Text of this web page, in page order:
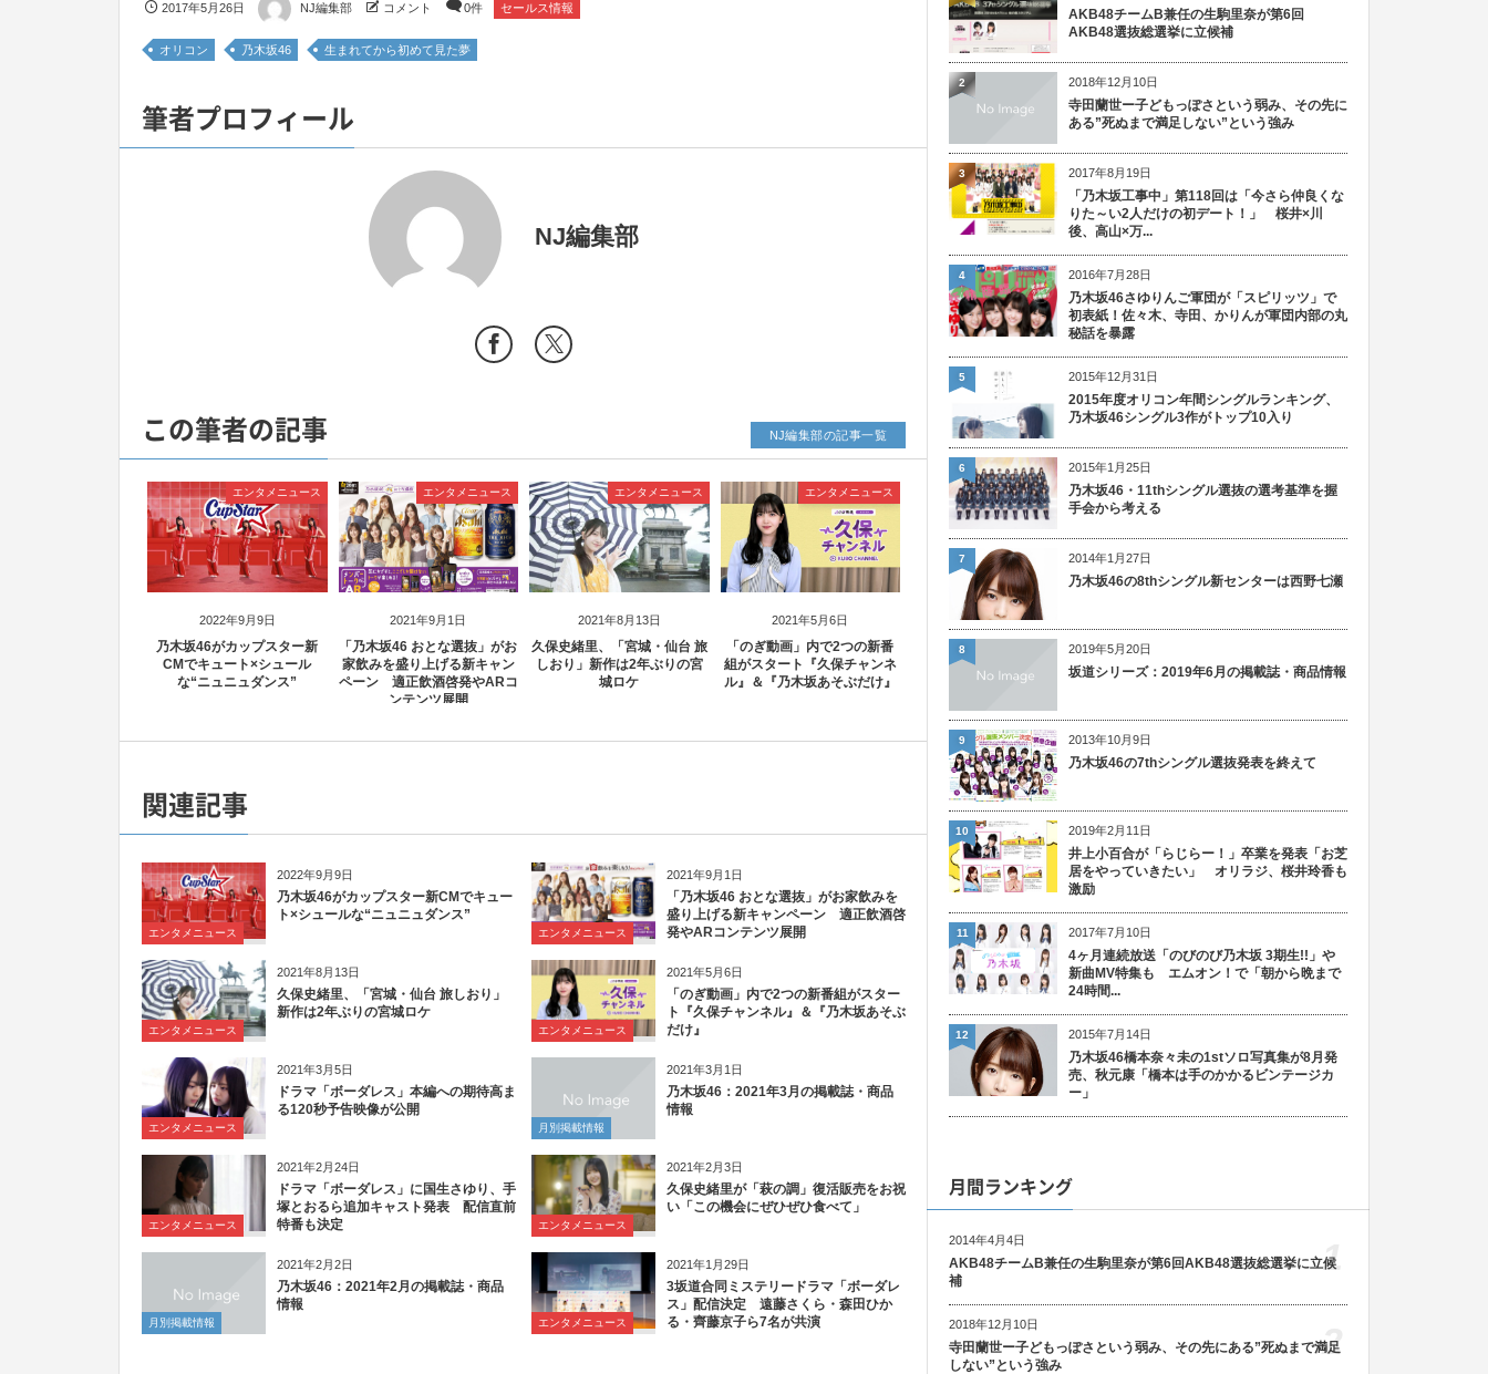
2017年5月26日 NJ編集部 コメント 0件 セールス情報
オリコン 乃木坂46 生まれてから初めて見た夢
筆者プロフィール
NJ編集部
この筆者の記事
2022年9月9日
エンタメニュース
乃木坂46がカップスター新
CMでキュート×シュール
な“ニュニュダンス”
2021年9月1日
エンタメニュース
「乃木坂46 おとな選抜」がお
家飲みを盛り上げる新キャン
ペーン 適正飲酒啓発やARコ
ンテンツ展開
2021年8月13日
エンタメニュース
久保史緒里、「宮城・仙台 旅
しおり」新作は2年ぶりの宮
城ロケ
2021年5月6日
エンタメニュース
「のぎ動画」内で2つの新番
組がスタート『久保チャンネ
ル』＆『乃木坂あそぶだけ』
NJ編集部の記事一覧
関連記事
2022年9月9日
エンタメニュース
乃木坂46がカップスター新CMでキュー
ト×シュールな“ニュニュダンス”
2021年9月1日
エンタメニュース
「乃木坂46 おとな選抜」がお家飲みを
盛り上げる新キャンペーン 適正飲酒啓
発やARコンテンツ展開
2021年8月13日
エンタメニュース
久保史緒里、「宮城・仙台 旅しおり」
新作は2年ぶりの宮城ロケ
2021年5月6日
エンタメニュース
「のぎ動画」内で2つの新番組がスター
ト『久保チャンネル』＆『乃木坂あそぶ
だけ』
2021年3月5日
エンタメニュース
ドラマ「ボーダレス」本編への期待高ま
る120秒予告映像が公開
2021年3月1日
月別掲載情報
乃木坂46：2021年3月の掲載誌・商品
情報
2021年2月24日
エンタメニュース
ドラマ「ボーダレス」に国生さゆり、手
塚とおるら追加キャスト発表 配信直前
特番も決定
2021年2月3日
エンタメニュース
久保史緒里が「萩の調」復活販売をお祝
い「この機会にぜひぜひ食べて」
2021年2月2日
月別掲載情報
乃木坂46：2021年2月の掲載誌・商品
情報
2021年1月29日
エンタメニュース
3坂道合同ミステリードラマ「ボーダレ
ス」配信決定 遠藤さくら・森田ひか
る・齊藤京子ら7名が共演
AKB48チームB兼任の生駒里奈が第6回
AKB48選抜総選挙に立候補
2018年12月10日
寺田蘭世ー子どもっぽさという弱み、その先に
ある”死ぬまで満足しない”という強み
2
2017年8月19日
「乃木坂工事中」第118回は「今さら仲良くな
りた～い2人だけの初デート！」 桜井×川
後、高山×万...
3
2016年7月28日
乃木坂46さゆりんご軍団が「スピリッツ」で
初表紙！佐々木、寺田、かりんが軍団内部の丸
秘話を暴露
4
2015年12月31日
2015年度オリコン年間シングルランキング、
乃木坂46シングル3作がトップ10入り
5
2015年1月25日
乃木坂46・11thシングル選抜の選考基準を握
手会から考える
6
2014年1月27日
乃木坂46の8thシングル新センターは西野七瀬
7
2019年5月20日
坂道シリーズ：2019年6月の掲載誌・商品情報
8
2013年10月9日
乃木坂46の7thシングル選抜発表を終えて
9
2019年2月11日
井上小百合が「らじらー！」卒業を発表「お芝
居をやっていきたい」 オリラジ、桜井玲香も
激励
10
2017年7月10日
4ヶ月連続放送「のびのび乃木坂 3期生!!」や
新曲MV特集も エムオン！で「朝から晩まで
24時間...
11
2015年7月14日
乃木坂46橋本奈々未の1stソロ写真集が8月発
売、秋元康「橋本は手のかかるビンテージカ
ー」
12
月間ランキング
2014年4月4日
AKB48チームB兼任の生駒里奈が第6回AKB48選抜総選挙に立候
補
1
2018年12月10日
寺田蘭世ー子どもっぽさという弱み、その先にある”死ぬまで満足
しない”という強み
2